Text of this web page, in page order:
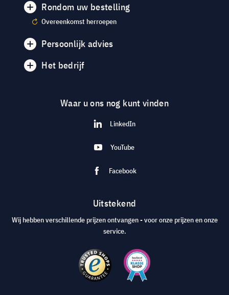
Rondom uw bestelling
Overeenkomst herroepen
Persoonlijk advies
Het bedrijf
Waar u ons nog kunt vinden
LinkedIn
YouTube
Facebook
Uitstekend
Wij hebben verschillende prijzen ontvangen - voor onze prijzen en onze
service.